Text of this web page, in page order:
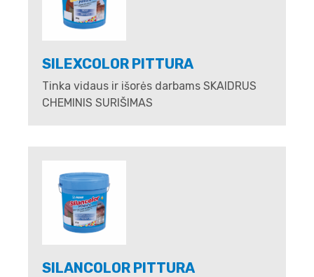
SILEXCOLOR PITTURA
Tinka vidaus ir išorės darbams SKAIDRUS
CHEMINIS SURIŠIMAS
SILANCOLOR PITTURA